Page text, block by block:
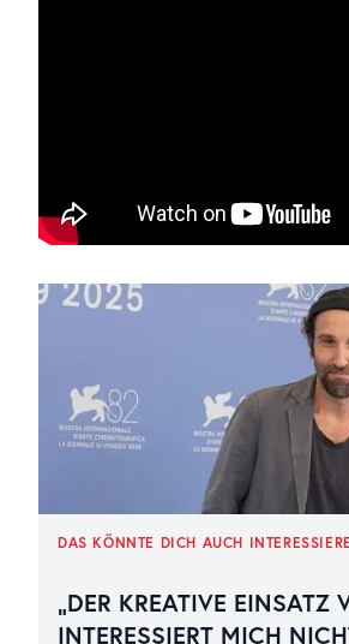
DAS KÖNNTE DICH AUCH
„DER KREATIVE EINSATZ
INTERESSIERT MICH